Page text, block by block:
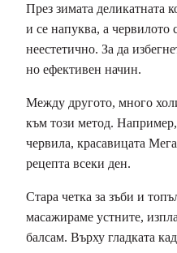
През зимата деликатната
и се напуква, а червилото
неестетично. За да
но ефективен начин.
Между другото, много
към този метод.
червила, красавицата
рецепта всеки ден.
Стара четка за зъби и
масажираме устните,
балсам. Върху гладката